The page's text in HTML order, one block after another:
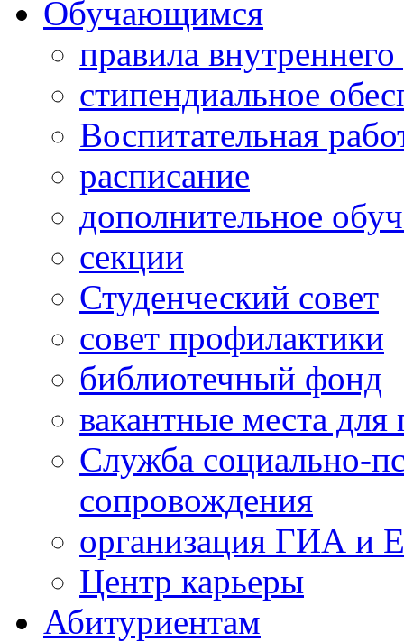
Обучающимся
правила
стипендиальное
Воспитательная
расписание
дополнительное
секции
Студенческий совет
совет профилактики
библиотечный фонд
вакантные места
Служба социально-
сопровождения
организация ГИА и
Центр карьеры
Абитуриентам